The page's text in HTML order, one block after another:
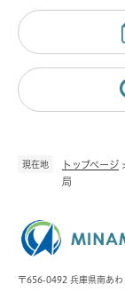
現在地 トップページ
局
〒656-0492 兵庫県南あわ